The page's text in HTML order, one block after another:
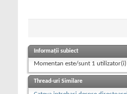
Informații subiect
Momentan este/sunt 1
Thread-uri Similare